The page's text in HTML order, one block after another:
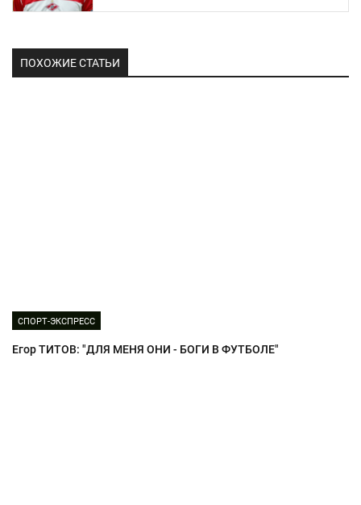
ПОХОЖИЕ СТАТЬИ
СПОРТ-ЭКСПРЕСС
Егор ТИТОВ: "ДЛЯ МЕНЯ ОНИ - БОГИ В ФУТБОЛЕ"